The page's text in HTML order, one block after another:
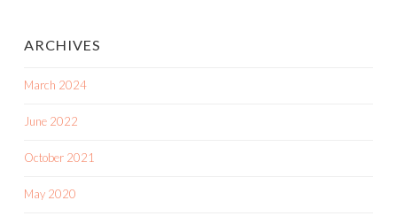
ARCHIVES
March 2024
June 2022
October 2021
May 2020